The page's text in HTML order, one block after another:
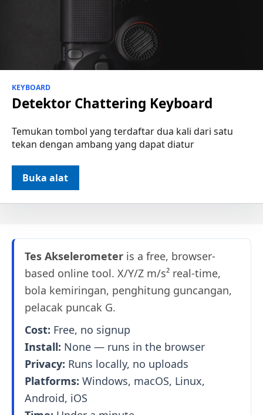
KEYBOARD
Detektor Chattering Keyboard
Temukan tombol yang terdaftar dua kali dari satu
tekan dengan ambang yang dapat diatur
Buka alat
Tes Akselerometer is a free, browser-
based online tool. X/Y/Z m/s² real-time,
bola kemiringan, penghitung guncangan,
pelacak puncak G.
Cost: Free, no signup
Install: None — runs in the browser
Privacy: Runs locally, no uploads
Platforms: Windows, macOS, Linux,
Android, iOS